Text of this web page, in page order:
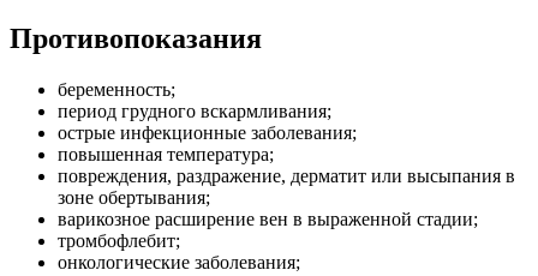
Противопоказания
беременность;
период грудного вскармливания;
острые инфекционные заболевания;
повышенная температура;
повреждения, раздражение, дерматит или высыпания в
зоне обертывания;
варикозное расширение вен в выраженной стадии;
тромбофлебит;
онкологические заболевания;